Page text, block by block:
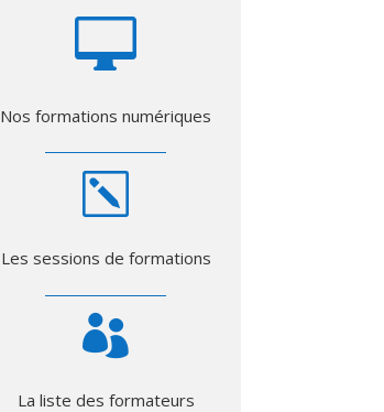

Nos formations numériques
k
Les sessions de formations

La liste des formateurs